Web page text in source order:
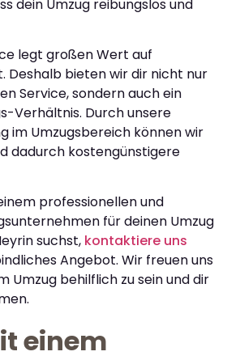
dein Umzug reibungslos und
legt großen Wert auf
Deshalb bieten wir dir nicht nur
Service, sondern auch ein
Verhältnis. Durch unsere
im Umzugsbereich können wir
dadurch kostengünstigere
professionellen und
für deinen Umzug
suchst, kontaktiere uns
Angebot. Wir freuen uns
Umzug behilflich zu sein und dir
einem